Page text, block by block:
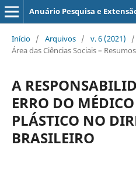
Anuário Pesquisa e
Início / Arquivos / v. 6 (2021)
/
Área das Ciências Sociais – Resumos
A
ERRO DO
PLÁSTICO NO
BRASILEIRO